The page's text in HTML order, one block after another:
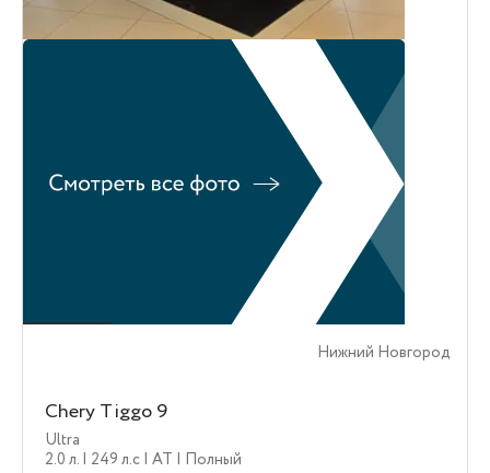
Нижний Новгород
Chery Tiggo 9
Ultra
2.0 л. | 249 л.c | AT | Полный